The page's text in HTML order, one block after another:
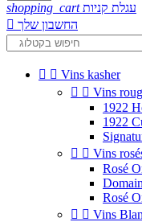
shopping_cart עגלת קניות
 החשבון שלך
  Vins kasher
  Vins
1922
1922
  Vins
Rosé
Rosé
  Vins